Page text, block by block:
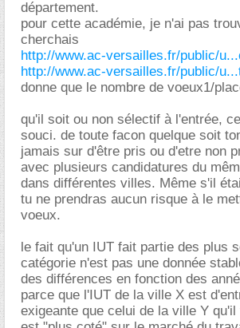
département.
pour cette académie, je n'ai pas
cherchais
http://www.ac-versailles.fr/public/
http://www.ac-versailles.fr/public/
donne que le nombre de voeux1/
qu'il soit ou non sélectif à l'entrée,
souci. de toute facon quelque soit
jamais sur d'être pris ou d'etre non
avec plusieurs candidatures du
dans différentes villes. Même s'il
tu ne prendras aucun risque à le
voeux.
le fait qu'un IUT fait partie des plus
catégorie n'est pas une donnée
des différences en fonction des
parce que l'IUT de la ville X est
exigeante que celui de la ville Y